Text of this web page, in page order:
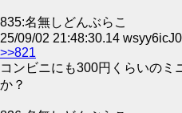
835:名無しどんぶらこ
25/09/02 21:48:30.14
>>821
コンビニにも300円くらいのミ
か？